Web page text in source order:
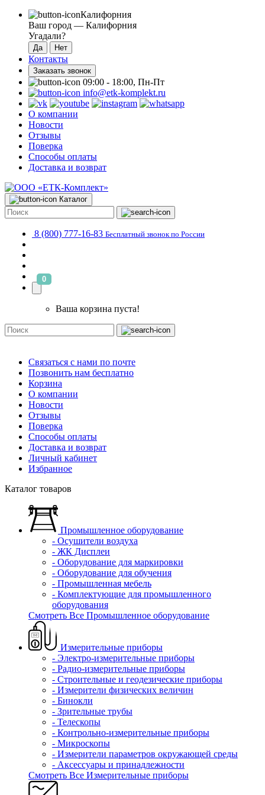
Калифорния
Ваш город — Калифорния
Угадали?
Контакты
Заказать звонок
09:00 - 18:00, Пн-Пт
info@etk-komplekt.ru
О компании
Новости
Отзывы
Поверка
Способы оплаты
Доставка и возврат
Каталог
8 (800) 777-16-83 Бесплатный звонок по России
0
Ваша корзина пуста!
Связаться с нами по почте
Позвонить нам бесплатно
Корзина
О компании
Новости
Отзывы
Поверка
Способы оплаты
Доставка и возврат
Личный кабинет
Избранное
Каталог товаров
Промышленное оборудование
- Осушители воздуха
- ЖК Дисплеи
- Оборудование для маркировки
- Оборудование для обучения
- Промышленная мебель
- Комплектующие для промышленного
оборудования
Смотреть Все Промышленное оборудование
Измерительные приборы
- Электро-измерительные приборы
- Радио-измерительные приборы
- Строительные и геодезические приборы
- Измерители физических величин
- Бинокли
- Зрительные трубы
- Телескопы
- Контрольно-измерительные приборы
- Микроскопы
- Измерители параметров окружающей среды
- Аксессуары и принадлежности
Смотреть Все Измерительные приборы